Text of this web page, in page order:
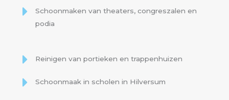
Schoonmaken van theaters, congreszalen en
podia
Reinigen van portieken en trappenhuizen
Schoonmaak in scholen in Hilversum